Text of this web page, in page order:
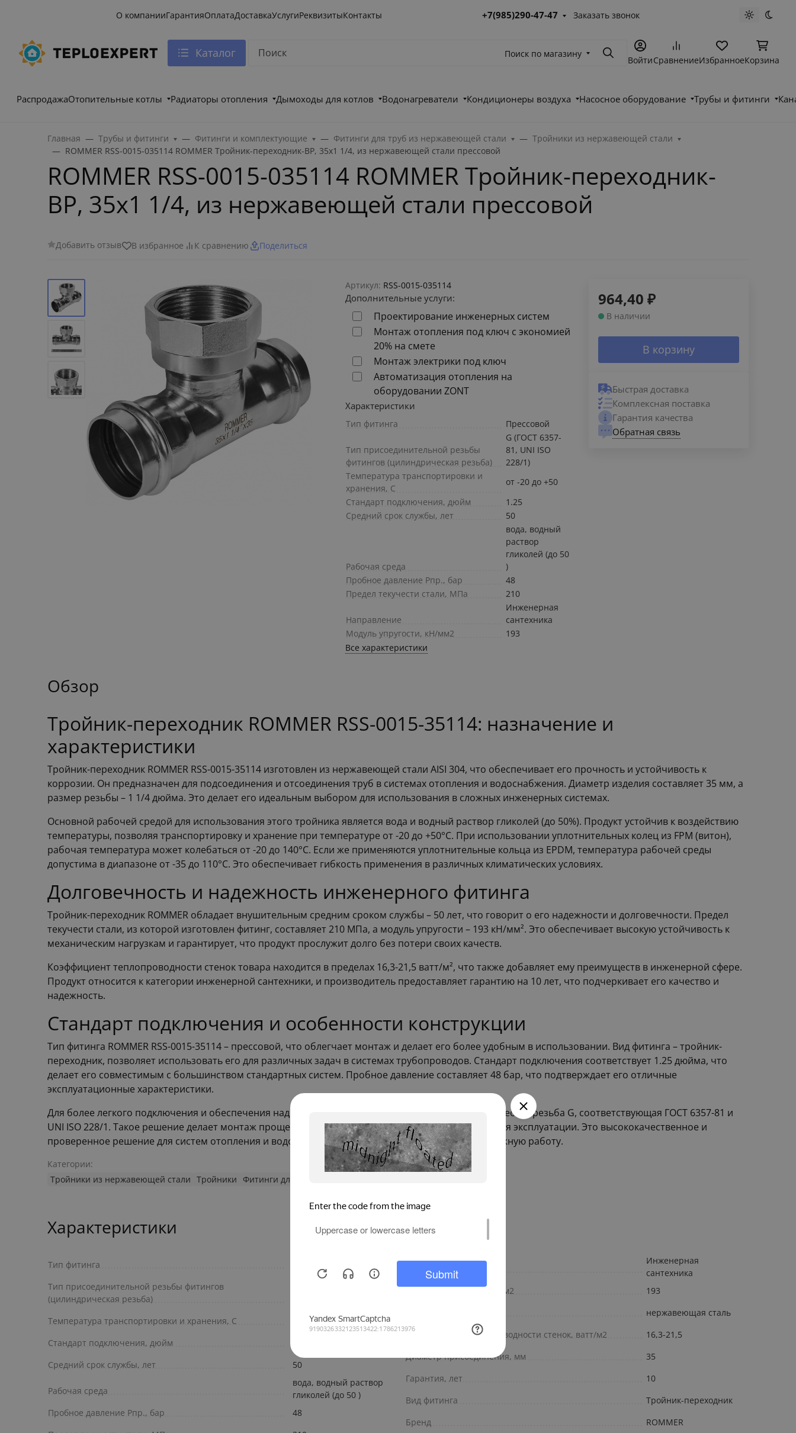
О компанииГарантияОплатаДоставкаУслугиРеквизитыКонтакты +7(985)290-47-47 Заказать звонок Светлая
Каталог Поиск по магазину ПоискВойтиСравнениеИзбранноеКорзина
РаспродажаОтопительные котлы Радиаторы отопления Дымоходы для котлов Водонагреватели Кондиционеры воздуха Насосное оборудование Трубы и фитинги
Главная Трубы и фитинги Фитинги и комплектующие Фитинги для труб из нержавеющей стали
Тройники из нержавеющей стали
ROMMER RSS-0015-035114 ROMMER Тройник-переходник-ВР, 35х1 1/4, из нержавеющей стали прессовой
ROMMER RSS-0015-035114 ROMMER Тройник-переходник-
ВР, 35х1 1/4, из нержавеющей стали прессовой
Добавить отзыв В избранное К сравнению Поделиться
Артикул: RSS-0015-035114
Дополнительные услуги:
Проектирование инженерных систем
Монтаж отопления под ключ с экономией
20% на смете
Монтаж электрики под ключ
Автоматизация отопления на
оборудовании ZONT
Характеристики
Тип фитинга Прессовой
Тип присоединительной резьбы
фитингов (цилиндрическая резьба)
G (ГОСТ 6357-
81, UNI ISO
228/1)
Температура транспортировки и
хранения, С
от -20 до +50
Стандарт подключения, дюйм
1.25
Средний срок службы, лет
50
Рабочая среда
вода, водный
раствор
гликолей (до 50
)
Пробное давление Pпр., бар
48
Предел текучести стали, МПа
210
Направление
Инженерная
сантехника
Модуль упругости, кН/мм2
193
Все характеристики
964,40 ₽
В наличии
В корзину
Быстрая доставка
Комплексная поставка
Гарантия качества
Обратная связь
Обзор
Тройник-переходник ROMMER RSS-0015-35114: назначение и
характеристики
Тройник-переходник ROMMER RSS-0015-35114 изготовлен из нержавеющей стали AISI 304, что обеспечивает его прочность и устойчивость к
коррозии. Он предназначен для подсоединения и отсоединения труб в системах отопления и водоснабжения. Диаметр изделия составляет 35 мм, а
размер резьбы – 1 1/4 дюйма. Это делает его идеальным выбором для использования в сложных инженерных системах.
Основной рабочей средой для использования этого тройника является вода и водный раствор гликолей (до 50%). Продукт устойчив к воздействию
температуры, позволяя транспортировку и хранение при температуре от -20 до +50°C. При использовании уплотнительных колец из FPM (витон),
рабочая температура может колебаться от -20 до 140°C. Если же применяются уплотнительные кольца из EPDM, температура рабочей среды
допустима в диапазоне от -35 до 110°C. Это обеспечивает гибкость применения в различных климатических условиях.
Долговечность и надежность инженерного фитинга
Тройник-переходник ROMMER обладает внушительным средним сроком службы – 50 лет, что говорит о его надежности и долговечности. Предел
текучести стали, из которой изготовлен фитинг, составляет 210 МПа, а модуль упругости – 193 кН/мм². Это обеспечивает высокую устойчивость к
механическим нагрузкам и гарантирует, что продукт прослужит долго без потери своих качеств.
Коэффициент теплопроводности стенок товара находится в пределах 16,3-21,5 ватт/м², что также добавляет ему преимуществ в инженерной сфере.
Продукт относится к категории инженерной сантехники, и производитель предоставляет гарантию на 10 лет, что подчеркивает его качество и
надежность.
Стандарт подключения и особенности конструкции
Тип фитинга ROMMER RSS-0015-35114 – прессовой, что облегчает монтаж и делает его более удобным в использовании. Вид фитинга – тройник-
переходник, позволяет использовать его для различных задач в системах трубопроводов. Стандарт подключения соответствует 1.25 дюйма, что
делает его совместимым с большинством стандартных систем. Пробное давление составляет 48 бар, что подтверждает его отличные
эксплуатационные характеристики.
Для более легкого подключения и обеспечения надежности в установке применяется цилиндрическая резьба G, соответствующая ГОСТ 6357-81 и
UNI ISO 228/1. Такое решение делает монтаж проще и гарантирует минимальные текучки во время эксплуатации. Это высококачественное и
проверенное решение для систем отопления и водоснабжения, обеспечивающее долгую и надежную работу.
Категории:
Тройники из нержавеющей стали Тройники Фитинги для труб из нержавеющей стали
Характеристики
Тип фитинга
Тип присоединительной резьбы фитингов
(цилиндрическая резьба)
Температура транспортировки и хранения, С
от -20 до +50
Стандарт подключения, дюйм
Средний срок службы, лет
50
Рабочая среда
вода, водный раствор
гликолей (до 50 )
Пробное давление Pпр., бар
48
Направление
Инженерная
сантехника
Модуль упругости, кН/мм2
193
нержавеющая сталь
Коэффициент теплопроводности стенок, ватт/м2
16,3-21,5
Диаметр присоединения, мм
35
Гарантия, лет
10
Вид фитинга
Тройник-переходник
Бренд
ROMMER